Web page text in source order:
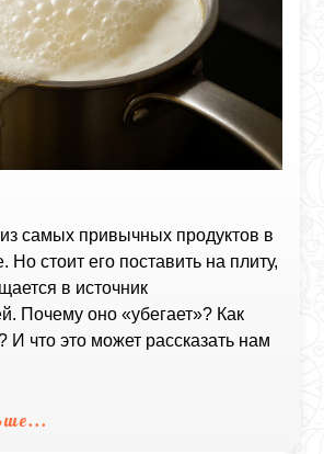
самых привычных продуктов в
стоит его поставить на плиту,
в источник
Почему оно «убегает»? Как
И что это может рассказать нам